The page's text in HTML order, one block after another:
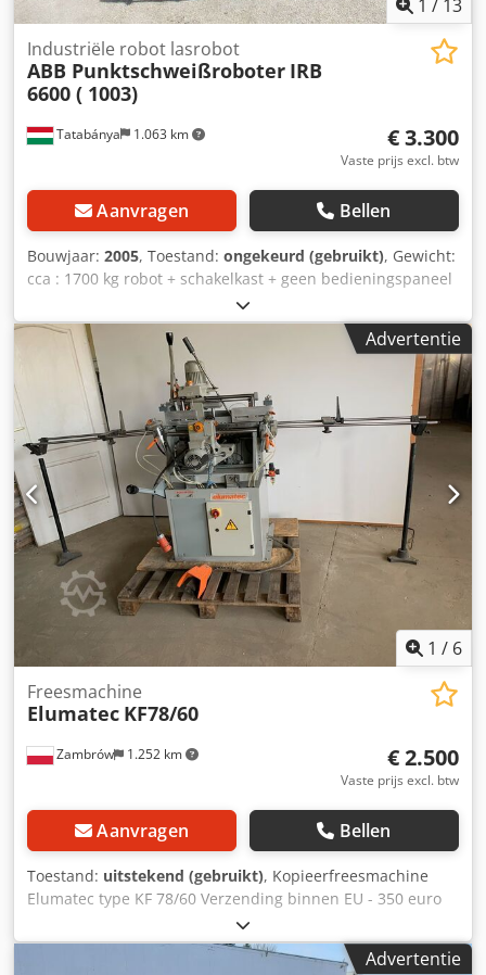
1 / 13
Tatabánya 1.063 km
Industriële robot lasrobot
ABB Punktschweißroboter IRB
6600 ( 1003)
€ 3.300
Vaste prijs excl. btw
Aanvragen Bellen
Bouwjaar: 2005, Toestand: ongekeurd (gebruikt), Gewicht:
cca : 1700 kg robot + schakelkast + geen bedieningspaneel
+ aansluitkabels Gebruikte, niet geteste robot met het
bedieningspaneel en de kabels. Geen technische
tegenhanger. Niet getest. Credogu U Ilepfx Ac IofAdvertentie
1 / 6
Zambrów 1.252 km
Freesmachine
Elumatec KF78/60
€ 2.500
Vaste prijs excl. btw
Aanvragen Bellen
Toestand: uitstekend (gebruikt), Kopieerfreesmachine
Elumatec type KF 78/60 Verzending binnen EU - 350 euro
Advertentie